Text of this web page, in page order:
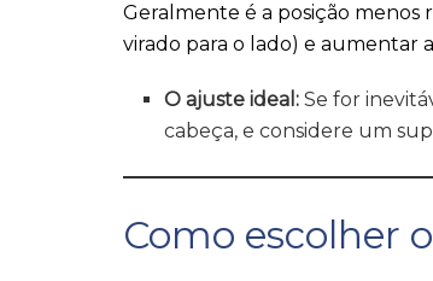
Geralmente é a posição
virado para o lado) e aumentar
O ajuste ideal: Se for
cabeça, e considere um
Como escolher